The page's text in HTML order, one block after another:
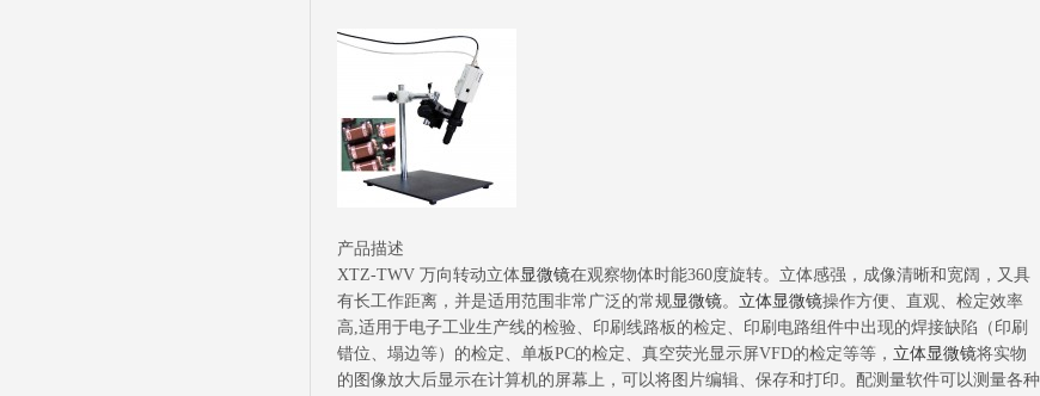
产品描述
XTZ-TWV 万向转动立体显微镜在观察物体时能360度旋转。立体感强，成像清晰和宽阔，又具
有长工作距离，并是适用范围非常广泛的常规显微镜。 立体显微镜操作方便、直观、检定效率
高,适用于电子工业生产线的检验、印刷线路板的检定、印刷电路组件中出现的焊接缺陷（印刷
错位、塌边等）的检定、单板PC的检定、真空荧光显示屏VFD的检定等等， 立体显微镜将实物
的图像放大后显示在计算机的屏幕上，可以将图片编辑、保存和打印。配测量软件可以测量各种